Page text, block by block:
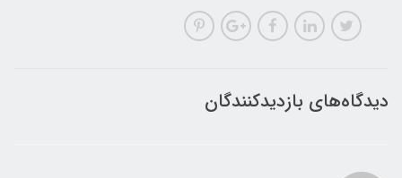
دیدگاه‌های بازدیدکنندگان